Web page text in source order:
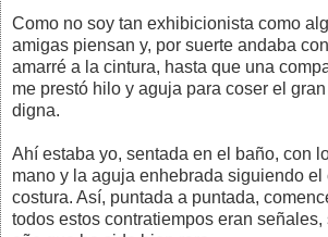
Como no soy tan exhibicionista como
amigas piensan y, por suerte andaba
amarré a la cintura, hasta que una
me prestó hilo y aguja para coser el
digna.
Ahí estaba yo, sentada en el baño, con
mano y la aguja enhebrada siguiendo el
costura. Así, puntada a puntada,
todos estos contratiempos eran